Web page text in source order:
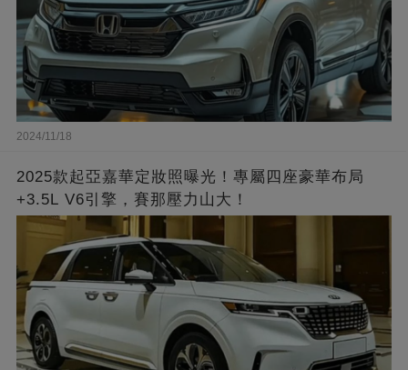
2024/11/18
2025款起亞嘉華定妝照曝光！專屬四座豪華布局
+3.5L V6引擎，賽那壓力山大！